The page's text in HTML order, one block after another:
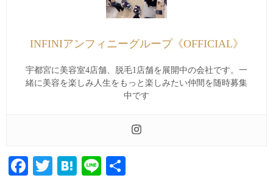
INFINIアンフィニーグループ《OFFICIAL》
宇都宮に美容室4店舗、脱毛1店舗を展開中の会社です。一
緒に美容を楽しみ人生をもっと楽しみたい仲間を随時募集
中です
Facebook
TwitterHatena
Line